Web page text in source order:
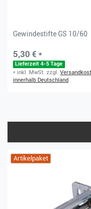
Gewindestifte GS 10/60
5,30 € *
Lieferzeit 4-5 Tage
* inkl. MwSt. zzgl.
innerhalb Deutschland
Artikelpaket